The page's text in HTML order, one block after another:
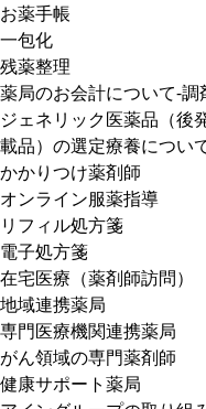
お薬手帳
一包化
残薬整理
薬局のお会計について-調
ジェネリック医薬品（後
載品）の選定療養につい
かかりつけ薬剤師
オンライン服薬指導
リフィル処方箋
電子処方箋
在宅医療（薬剤師訪問）
地域連携薬局
専門医療機関連携薬局
がん領域の専門薬剤師
健康サポート薬局